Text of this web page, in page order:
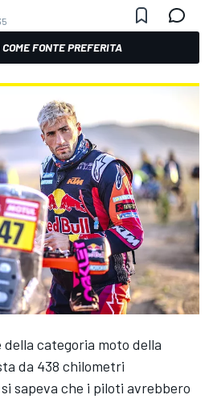
FONTE PREFERITA
categoria moto della
da 438 chilometri
sapeva che i piloti avrebbero